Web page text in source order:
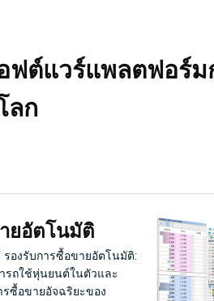
ฟต์แวร์แพลตฟอร์
ลก
ยอัตโนมัติ
รองรับการซื้อขายอัตโนมัติ:
รถใช้หุ่นยนต์ในตัวและ
รซื้อขายอัจฉริยะของ